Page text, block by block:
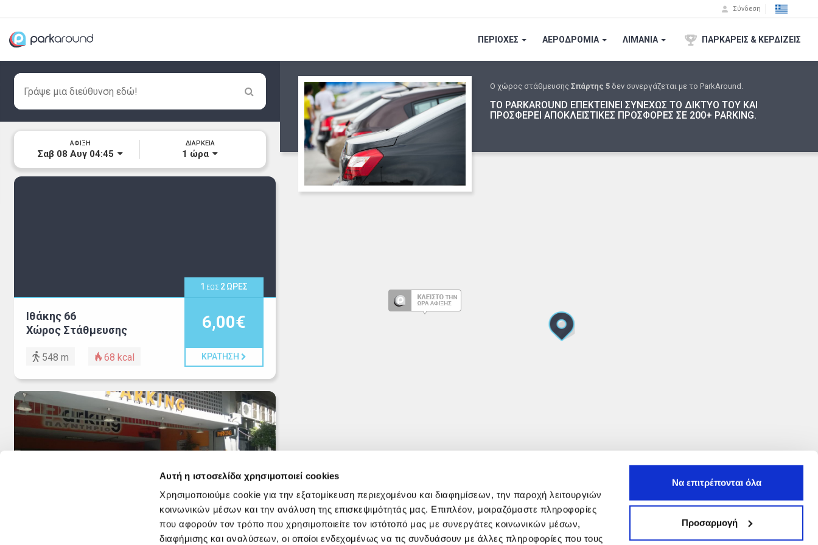
Αυτή η ιστοσελίδα χρησιμοποιεί cookies
Χρησιμοποιούμε cookie για την εξατομίκευση περιεχομένου και διαφημίσεων, την παροχή λειτουργιών
κοινωνικών μέσων και την ανάλυση της επισκεψιμότητάς μας. Επιπλέον, μοιραζόμαστε πληροφορίες
που αφορούν τον τρόπο που χρησιμοποιείτε τον ιστότοπό μας με συνεργάτες κοινωνικών μέσων,
διαφήμισης και αναλύσεων, οι οποίοι ενδεχομένως να τις συνδυάσουν με άλλες πληροφορίες που τους
Να επιτρέπονται όλα
Προσαρμογή
Σύνδεση
ΠΕΡΙΟΧΕΣ ΑΕΡΟΔΡΟΜΙA ΛΙΜΑΝΙΑ ΠΑΡΚΑΡΕΙΣ & ΚΕΡΔΙΖΕΙΣ
Ο χώρος στάθμευσης Σπάρτης 5 δεν συνεργάζεται με το ParkAround.
ΤΟ PARKAROUND ΕΠΕΚΤΕΙΝΕΙ ΣΥΝΕΧΩΣ ΤΟ ΔΙΚΤΥΟ ΤΟΥ ΚΑΙ
ΠΡΟΣΦΕΡΕΙ ΑΠΟΚΛΕΙΣΤΙΚΕΣ ΠΡΟΣΦΟΡΕΣ ΣΕ 200+ PARKING.
ΑΦΙΞΗ
Σαβ 08 Αυγ 04:45
ΔΙΑΡΚΕΙΑ
1 ώρα
Ιθάκης 66
Χώρος Στάθμευσης
548 m 68 kcal
1 ΕΩΣ 2ΩΡΕΣ
6,00€
ΚΡΑΤΗΣΗ
1ΩΡΑ
7,00€